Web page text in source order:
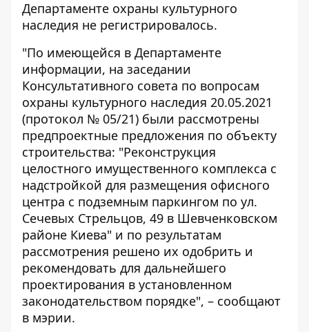
Департаменте охраны культурного
наследия не регистрировалось.
"По имеющейся в Департаменте
информации, на заседании
Консультативного совета по вопросам
охраны культурного наследия 20.05.2021
(протокол № 05/21) были рассмотрены
предпроектные предложения по объекту
строительства: "Реконструкция
целостного имущественного комплекса с
надстройкой для размещения офисного
центра с подземным паркингом по ул.
Сечевых Стрельцов, 49 в Шевченковском
районе Киева" и по результатам
рассмотрения решено их одобрить и
рекомендовать для дальнейшего
проектирования в установленном
законодательством порядке", – сообщают
в мэрии.